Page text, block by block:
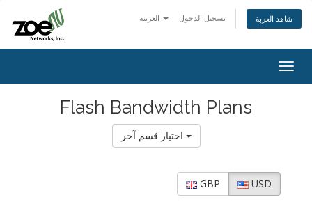
تسجيل الدخول شاهد العربة
Flash Bandwidth Plans
GBP USD